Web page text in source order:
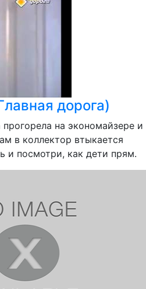
дорога)
на экономайзере и
в коллектор втыкается
и посмотри, как дети прям.